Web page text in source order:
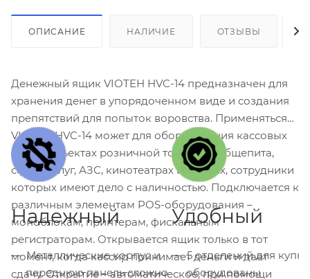
ОПИСАНИЕ НАЛИЧИЕ ОТЗЫВЫ
Денежный ящик VIOTEH HVC-14 предназначен для
хранения денег в упорядоченном виде и создания
препятствий для попыток воровства. Применяться
VIOTEH HVC-14 может для оборудования кассовых
мест в объектах розничной торговли, общепита,
сфере услуг, АЗС, кинотеатрах и офисах, сотрудники
которых имеют дело с наличностью. Подключается к
различным элементам POS-оборудования –
моноблокам, принтерам, фискальным
регистраторам. Открывается ящик только в тот
момент, когда кассир принимает деньги и дает
сдачу. Открытие – автоматическое, при помощи
Надежный
Металлические корпус и
переднюю панель сложно
Удобный
5 отделений для
оборудованы